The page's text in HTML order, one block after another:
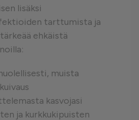
lisäksi
tarttumista ja
ehkäistä
muista
kasvojasi
ja kurkkukipuisten